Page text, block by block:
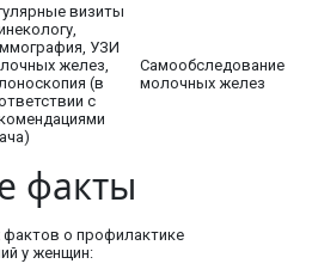
визиты
УЗИ
желез,
(в
с
Самообследование
молочных желез
факты
фактов о профилактике
у женщин: